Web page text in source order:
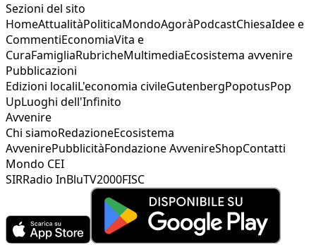
Sezioni del sito
HomeAttualitàPoliticaMondoAgoràPodcastChiesaIdee e
CommentiEconomiaVita e
CuraFamigliaRubricheMultimediaEcosistema avvenire
Pubblicazioni
Edizioni localiL'economia civileGutenbergPopotusPop
UpLuoghi dell'Infinito
Avvenire
Chi siamoRedazioneEcosistema
AvvenirePubblicitàFondazione AvvenireShopContatti
Mondo CEI
SIRRadio InBluTV2000FISC